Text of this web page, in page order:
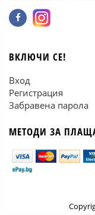
ВКЛЮЧИ СЕ!
Вход
Регистрация
Забравена парола
МЕТОДИ ЗА